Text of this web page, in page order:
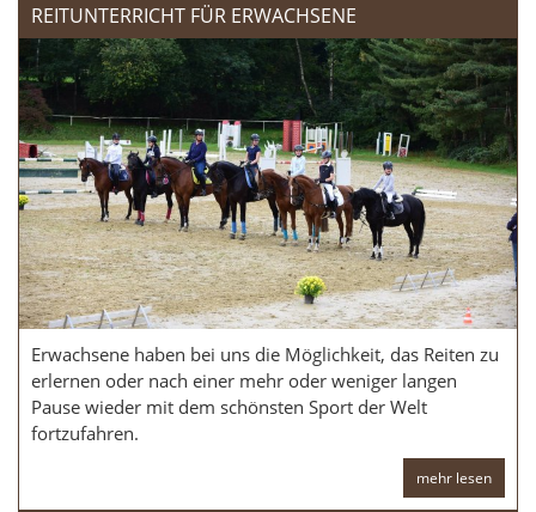
REITUNTERRICHT FÜR ERWACHSENE
Erwachsene haben bei uns die Möglichkeit, das Reiten zu
erlernen oder nach einer mehr oder weniger langen
Pause wieder mit dem schönsten Sport der Welt
fortzufahren.
mehr lesen